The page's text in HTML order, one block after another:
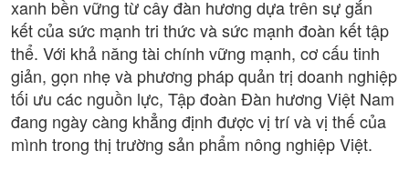
xanh bền vững từ cây đàn hương dựa trên sự gắn
kết của sức mạnh tri thức và sức mạnh đoàn kết tập
thể. Với khả năng tài chính vững mạnh, cơ cấu tinh
giản, gọn nhẹ và phương pháp quản trị doanh nghiệp
tối ưu các nguồn lực, Tập đoàn Đàn hương Việt Nam
đang ngày càng khẳng định được vị trí và vị thế của
mình trong thị trường sản phẩm nông nghiệp Việt.